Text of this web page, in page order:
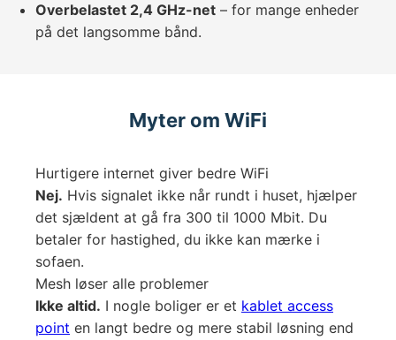
Overbelastet 2,4 GHz-net – for mange enheder
på det langsomme bånd.
Myter om WiFi
Hurtigere internet giver bedre WiFi
Nej. Hvis signalet ikke når rundt i huset, hjælper
det sjældent at gå fra 300 til 1000 Mbit. Du
betaler for hastighed, du ikke kan mærke i
sofaen.
Mesh løser alle problemer
Ikke altid. I nogle boliger er et kablet access
point en langt bedre og mere stabil løsning end